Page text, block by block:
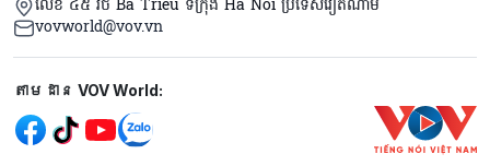
លេខ ៤៥ វិថី Ba Trieu ទីក្រុង Ha Noi ប្រទេសវៀតណាម
vovworld@vov.vn
Mạng xã hội
តាមដាន VOV World: